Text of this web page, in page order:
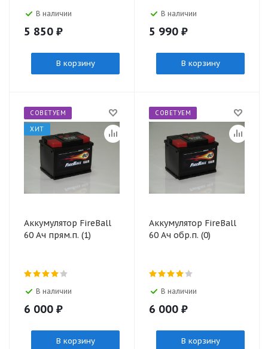
В наличии
5 850 ₽
В корзину
В наличии
5 990 ₽
В корзину
СОВЕТУЕМ
ХИТ
Аккумулятор FireBall
60 Ач прям.п. (1)
В наличии
6 000 ₽
В корзину
СОВЕТУЕМ
Аккумулятор FireBall
60 Ач обр.п. (0)
В наличии
6 000 ₽
В корзину